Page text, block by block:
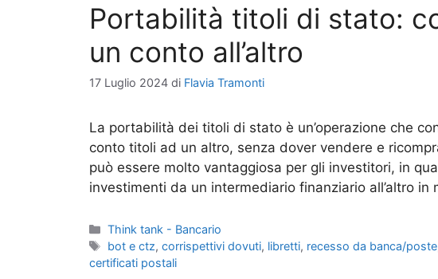
Portabilità titoli di stato:
un conto all’altro
17 Luglio 2024 di Flavia Tramonti
La portabilità dei titoli di stato è un’operazione che
conto titoli ad un altro, senza dover vendere e
può essere molto vantaggiosa per gli investitori, in
investimenti da un intermediario finanziario all’altro in
Categorie
Think tank - Bancario
Tag
bot e ctz,corrispettivi dovuti, libretti, recesso da banca/poste
certificati postali